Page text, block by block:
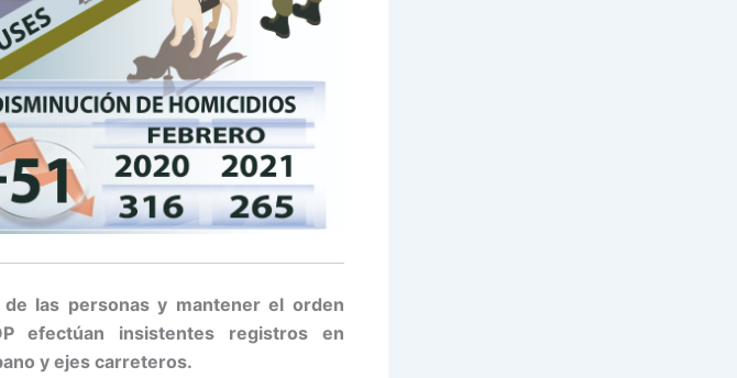
las personas y mantener el orden
efectúan insistentes registros en
y ejes carreteros.